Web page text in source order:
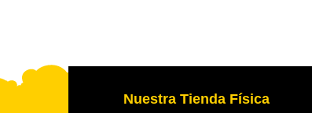
Nuestra Tienda Física